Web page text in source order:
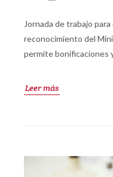
Jornada de trabajo
reconocimiento del
permite bonificaciones
Leer más